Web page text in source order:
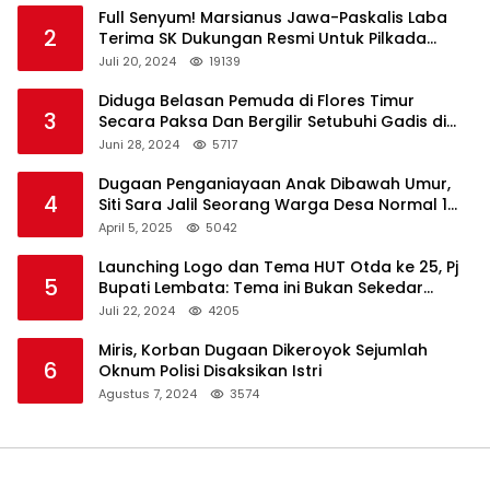
2
Full Senyum! Marsianus Jawa-Paskalis Laba
Terima SK Dukungan Resmi Untuk Pilkada
Lembata
Juli 20, 2024 19139
3
Diduga Belasan Pemuda di Flores Timur
Secara Paksa Dan Bergilir Setubuhi Gadis di
Bawah Umur
Juni 28, 2024 5717
4
Dugaan Penganiayaan Anak Dibawah Umur,
Siti Sara Jalil Seorang Warga Desa Normal 1
Melapor ke Polisi
April 5, 2025 5042
5
Launching Logo dan Tema HUT Otda ke 25, Pj
Bupati Lembata: Tema ini Bukan Sekedar
Refleksi Semalam
Juli 22, 2024 4205
6
Miris, Korban Dugaan Dikeroyok Sejumlah
Oknum Polisi Disaksikan Istri
Agustus 7, 2024 3574